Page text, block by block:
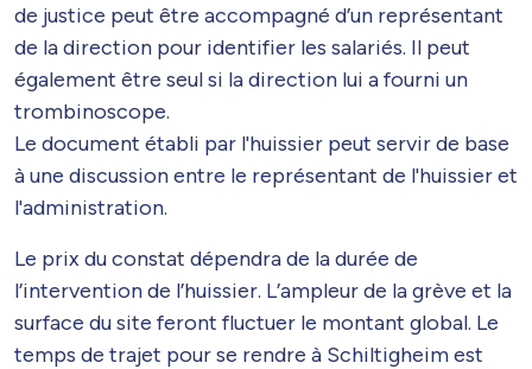
de justice peut être accompagné d’un représentant
de la direction pour identifier les salariés. Il peut
également être seul si la direction lui a fourni un
trombinoscope.
Le document établi par l'huissier peut servir de base
à une discussion entre le représentant de l'huissier et
l'administration.
Le prix du constat dépendra de la durée de
l’intervention de l’huissier. L’ampleur de la grève et la
surface du site feront fluctuer le montant global. Le
temps de trajet pour se rendre à Schiltigheim est